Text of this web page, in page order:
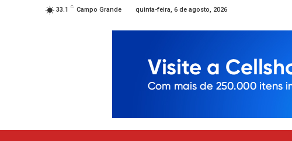
33.1 C Campo Grande quinta-feira, 6 de agosto, 2026